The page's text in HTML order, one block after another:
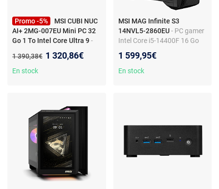
Promo -5%
MSI CUBI NUC
AI+ 2MG-007EU Mini PC 32
Go 1 To Intel Core Ultra 9-
007EU Copilot+ Mini PC Intel
Core Ultra 9 288V, 32 Go, 1
Ancien prix :
1 390,38€ Nouveau prix :
1 320,86€
En stock
MSI MAG Infinite S3
14NVL5-2860EU - PC gamer
Intel Core i5-14400F 16 Go
RTX 5060 8 Go DLSS 4 Wi-Fi
6E/Bluetooth Windows 11
1 599,95€
En stock